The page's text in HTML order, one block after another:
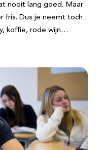
nooit lang goed. Maar
fris. Dus je neemt toch
koffie, rode wijn…